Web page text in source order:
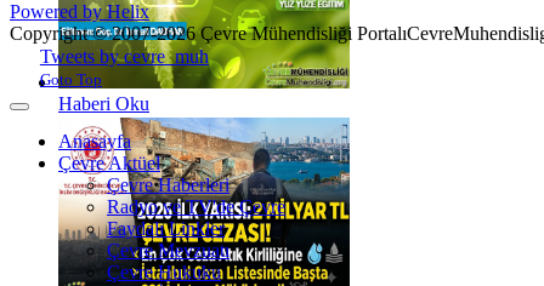
Haberi Oku
Powered by Helix
Copyright © 2007-2026 Çevre Mühendisliği Portalı
Joomla! 3 Templates
Tweets by cevre_muh
Goto Top
Anasayfa
Çevre Aktüel
Çevre Haberleri
Radyo ve TV'de Çevre
Faydalı Linkler
Çevre Mevzuatı
Çevre Hukuku